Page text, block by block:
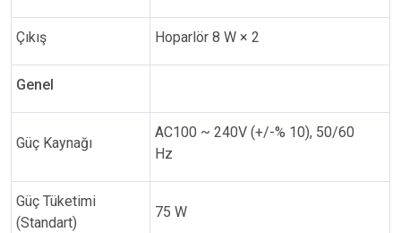
Çıkış Hoparlör 8 W × 2
Genel
Güç Kaynağı
AC100 ~ 240V (+/-% 10), 50/60
Hz
Güç Tüketimi
(Standart)
75 W